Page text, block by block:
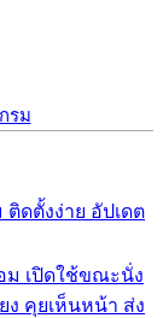
รม
ดตั้งง่าย อัปเดต
ม เปิดใช้ขณะนั่ง
ง คุยเห็นหน้า ส่ง